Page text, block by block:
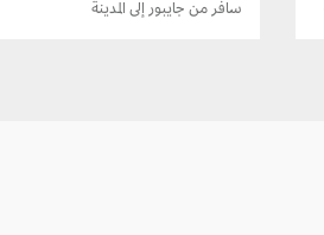
سافر من جايبور إلى المدينة